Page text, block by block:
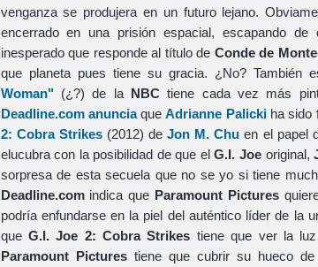
venganza se produjera en un futuro lejano.
encerrado en una prisión espacial, escapando
inesperado que responde al título de Conde de
que planeta pues tiene su gracia. ¿No? También
Woman" (¿?) de la NBCtiene cada vez más
Deadline.com anunciaqueAdrianne Palickiha sido
2: Cobra Strikes(2012) deJon M. Chu en el papel
elucubra con la posibilidad de que elG.I. Joe original,
sorpresa de esta secuela que no se yo si tiene
Deadline.comindica que Paramount Pictures
podría enfundarse en la piel del auténtico líder de la
que G.I. Joe 2: Cobra Strikes tiene que ver la
Paramount Picturestiene que cubrir su hueco